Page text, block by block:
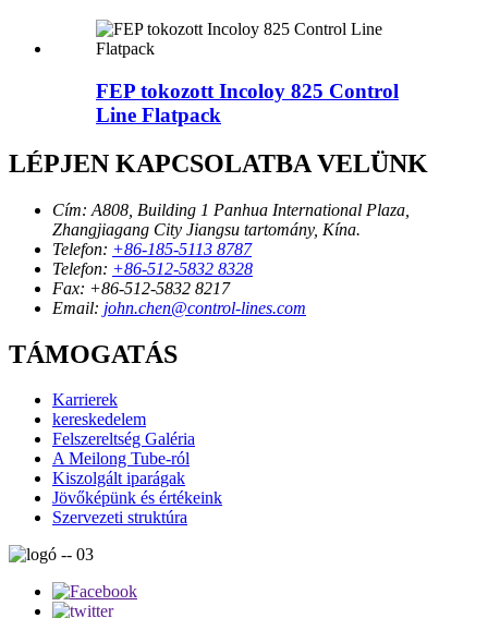
FEP tokozott Incoloy 825 Control
Line Flatpack
LÉPJEN KAPCSOLATBA VELÜNK
Cím: A808, Building 1 Panhua International Plaza,
Zhangjiagang City Jiangsu tartomány, Kína.
Telefon: +86-185-5113 8787
Telefon: +86-512-5832 8328
Fax: +86-512-5832 8217
Email: john.chen@control-lines.com
TÁMOGATÁS
Karrierek
kereskedelem
Felszereltség Galéria
A Meilong Tube-ról
Kiszolgált iparágak
Jövőképünk és értékeink
Szervezeti struktúra